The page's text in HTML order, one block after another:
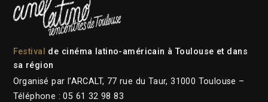
Festival
de cinéma latino-américain à Toulouse et dans
sa région
Organisé par l’ARCALT, 77 rue du Taur, 31000 Toulouse –
Téléphone : 05 61 32 98 83